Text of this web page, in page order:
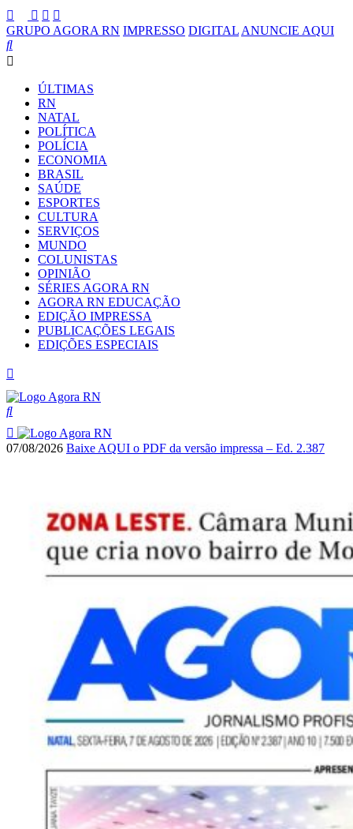
GRUPO AGORA RN IMPRESSO DIGITAL ANUNCIE AQUI
ÚLTIMAS
RN
NATAL
POLÍTICA
POLÍCIA
ECONOMIA
BRASIL
SAÚDE
ESPORTES
CULTURA
SERVIÇOS
MUNDO
COLUNISTAS
OPINIÃO
SÉRIES AGORA RN
AGORA RN EDUCAÇÃO
EDIÇÃO IMPRESSA
PUBLICAÇÕES LEGAIS
EDIÇÕES ESPECIAIS
07/08/2026 Baixe AQUI o PDF da versão impressa – Ed. 2.387